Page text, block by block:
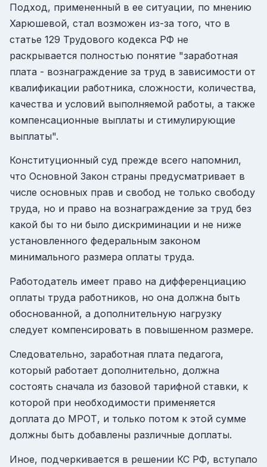
Подход, примененный в ее ситуации, по мнению
Харюшевой, стал возможен из-за того, что в
статье 129 Трудового кодекса РФ не
раскрывается полностью понятие "заработная
плата - вознаграждение за труд в зависимости от
квалификации работника, сложности, количества,
качества и условий выполняемой работы, а также
компенсационные выплаты и стимулирующие
выплаты".
Конституционный суд прежде всего напомнил,
что Основной Закон страны предусматривает в
числе основных прав и свобод не только свободу
труда, но и право на вознаграждение за труд без
какой бы то ни было дискриминации и не ниже
установленного федеральным законом
минимального размера оплаты труда.
Работодатель имеет право на дифференциацию
оплаты труда работников, но она должна быть
обоснованной, а дополнительную нагрузку
следует компенсировать в повышенном размере.
Следовательно, заработная плата педагога,
который работает дополнительно, должна
состоять сначала из базовой тарифной ставки, к
которой при необходимости применяется
доплата до МРОТ, и только потом к этой сумме
должны быть добавлены различные доплаты.
Иное, подчеркивается в решении КС РФ, вступало